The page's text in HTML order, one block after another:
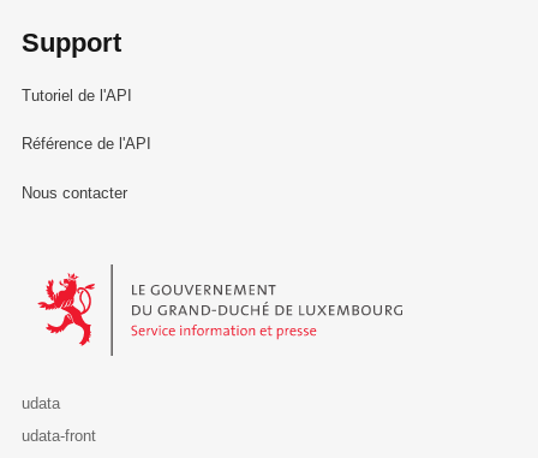
Support
Tutoriel de l'API
Référence de l'API
Nous contacter
Le Gouvernement du Grand-Duché de Luxembourg - Service
udata
udata-front